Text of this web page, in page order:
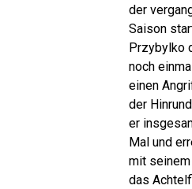
der
Saison
Przybylko
noch einmal
einen
der
er
Mal und
mit seinem
das